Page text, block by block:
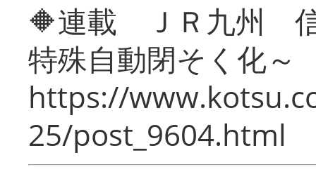
🔶連載 ＪＲ九州 信
特殊自動閉そく化～
https://
25/post_9604.html